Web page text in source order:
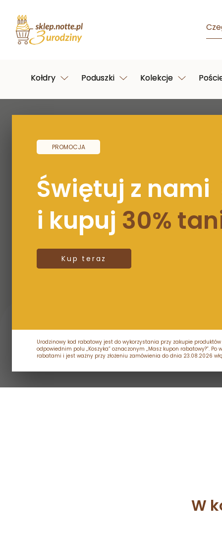
Kołdry Poduszki Kolekcje
PROMOCJA
Świętuj z nami
i kupuj 30%
Kup teraz
Urodzinowy kod rabatowy jest do wykorzystania przy zakupie
odpowiednim polu „Koszyka” oznaczonym „Masz kupon rabatowy?”.
rabatami i jest ważny przy złożeniu zamówienia do dnia 23.08.2026
W